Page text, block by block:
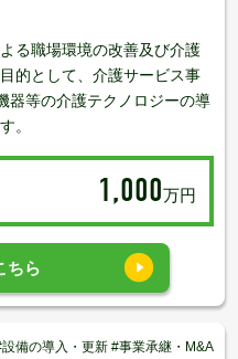
る職場環境の改善及び介護
的として、介護サービス事
器等の介護テクノロジーの導
。
1,000万円
ちら
備の導入・更新 #事業承継・M&A